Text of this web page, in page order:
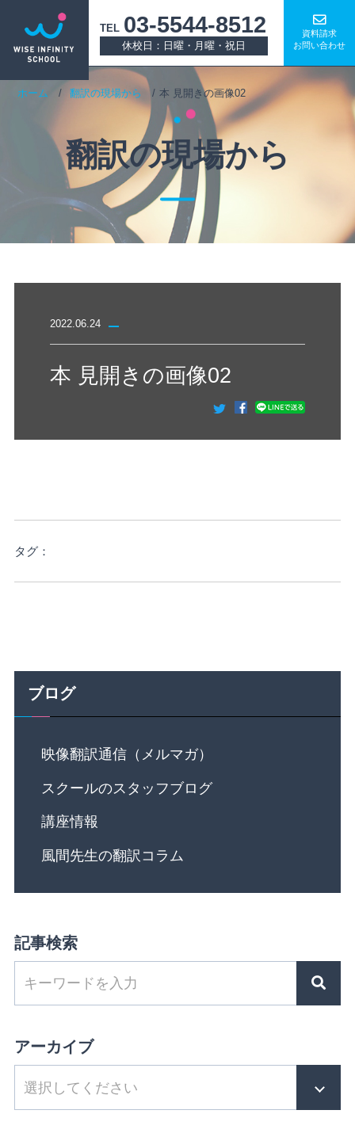
TEL 03-5544-8512
休校日：日曜・月曜・祝日
資料請求
お問い合わせ
ホーム 翻訳の現場から 本 見開きの画像02
翻訳の現場から
2022.06.24
本 見開きの画像02
タグ：
ブログ
映像翻訳通信（メルマガ）
スクールのスタッフブログ
講座情報
風間先生の翻訳コラム
記事検索
アーカイブ